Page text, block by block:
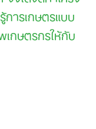
ารเกษตรแบบ
กษตรกรให้กับ